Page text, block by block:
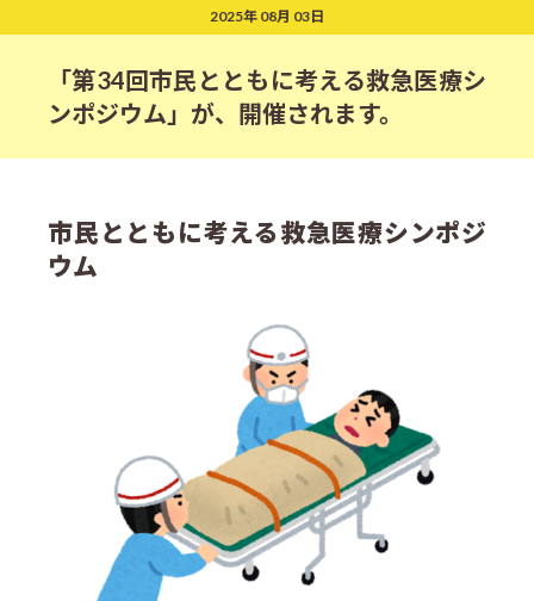
2025年 08月 03日
「第34回市民とともに考える救急医療シ
ンポジウム」が、開催されます。
市民とともに考える救急医療シンポジ
ウム